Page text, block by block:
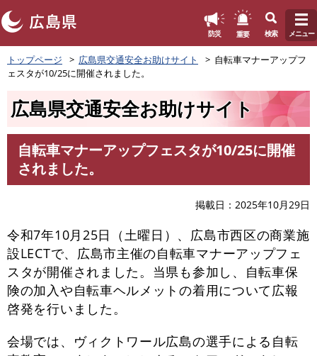
ペ
ー
ジ
防災 重要 検索 メニュー
トップページ 広島県交通安全お助けサイト
自転車マナーアップフ
ェスタが10/25に開催されました。
広島県交通安全お助けサイト
自転車マナーアップフェスタが10/25に開催
されました。
掲載日 2025年10月29日
令和7年10月25日（土曜日）、広島市西区の商業施
設LECTで、広島市主催の自転車マナーアップフェ
スタが開催されました。当県も参加し、自転車保
険の加入や自転車ヘルメットの着用について広報
啓発を行いました。
会場では、ヴィクトワール広島の選手による自転